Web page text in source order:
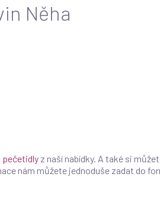
Něha
pečetidly z naší nabídky. A také si
nám můžete jednoduše zadat do